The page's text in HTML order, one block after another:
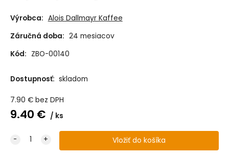
Výrobca: Alois Dallmayr Kaffee
Záručná doba: 24 mesiacov
Kód: ZBO-00140
Dostupnosť: skladom
7.90 € bez DPH
9.40 € ks